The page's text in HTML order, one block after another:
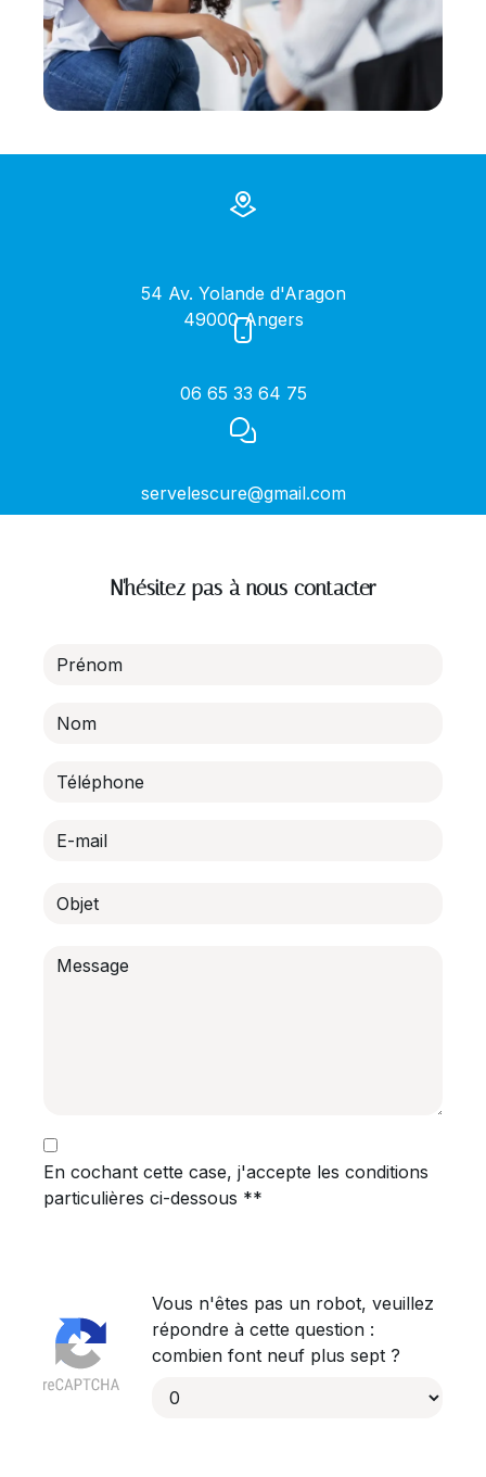
54 Av. Yolande d'Aragon
49000 Angers
06 65 33 64 75
servelescure@gmail.com
N'hésitez pas à nous contacter
En cochant cette case, j'accepte les conditions
particulières ci-dessous **
Vous n'êtes pas un robot, veuillez
répondre à cette question :
combien font neuf plus sept ?